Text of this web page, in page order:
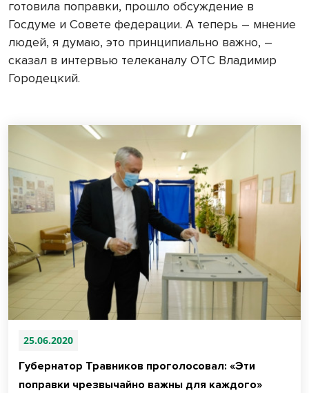
готовила поправки, прошло обсуждение в
Госдуме и Совете федерации. А теперь – мнение
людей, я думаю, это принципиально важно, –
сказал в интервью телеканалу ОТС Владимир
Городецкий.
25.06.2020
Губернатор Травников проголосовал: «Эти
поправки чрезвычайно важны для каждого»